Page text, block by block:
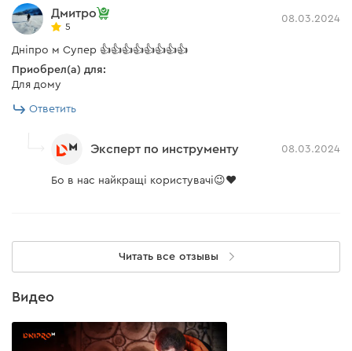
Дмитро
5
08.03.2024
Дніпро м Супер 👍👍👍👍👍👍👍👍
Приобрел(а) для:
Для дому
Ответить
Эксперт по инструменту 08.03.2024
Бо в нас найкращі користувачі😉❤️
Читать все отзывы
Видео